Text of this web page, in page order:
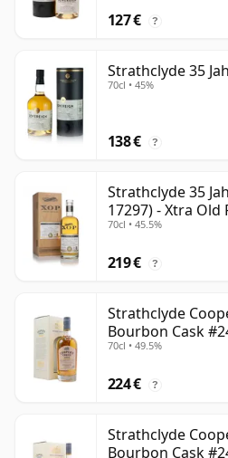
127 € ?
Strathclyde 35
70cl • 45%
138 € ?
Strathclyde 35
17297) - Xtra
70cl • 45.5%
219 € ?
Strathclyde
Bourbon Cask
alt
70cl • 49.5%
224 € ?
Strathclyde
Bourbon Cask